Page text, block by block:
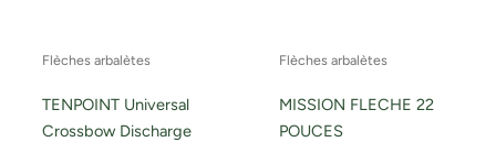
Flèches arbalètes
TENPOINT Universal
Crossbow Discharge
Flèches arbalètes
MISSION FLECHE 22
POUCES